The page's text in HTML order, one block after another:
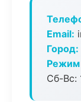
Email:
Город:
Режим
Сб-Вс: